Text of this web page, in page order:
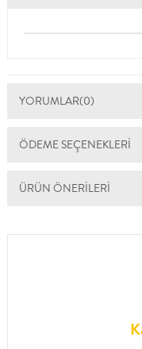
YORUMLAR(0)
ÖDEME SEÇENEKLERI
ÜRÜN ÖNERILERI